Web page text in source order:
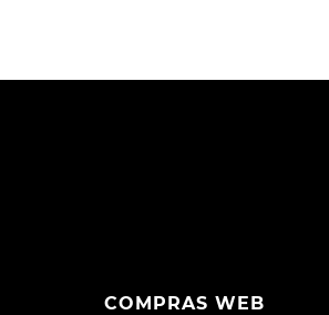
COMPRAS WEB